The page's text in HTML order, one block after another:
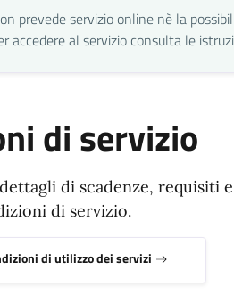
prevede servizio online nè la
accedere al servizio consulta le
di servizio
di scadenze,
di servizio.
di utilizzo dei servizi